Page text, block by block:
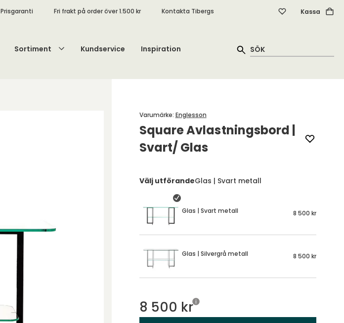
Prisgaranti Fri frakt på order över 1.500 kr Kontakta Tibergs Kassa
Sortiment Kundservice Inspiration
Square Avlastningsbord |
Svart/ Glas
Varumärke: Englesson
Välj utförandeGlas | Svart metall
Glas | Svart metall 8 500 kr
Glas | Silvergrå metall 8 500 kr
8 500 kr